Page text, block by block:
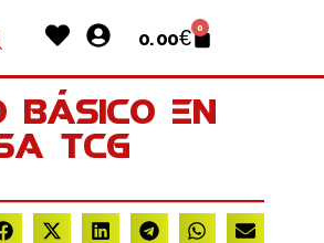
HeartUser-
circle
0.00€ 0
Cart
En
TCG